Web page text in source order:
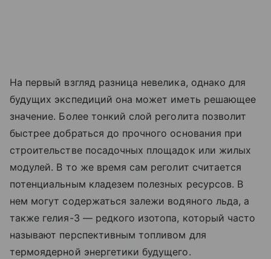
На первый взгляд разница невелика, однако для
будущих экспедиций она может иметь решающее
значение. Более тонкий слой реголита позволит
быстрее добраться до прочного основания при
строительстве посадочных площадок или жилых
модулей. В то же время сам реголит считается
потенциальным кладезем полезных ресурсов. В
нем могут содержаться залежи водяного льда, а
также гелия-3 — редкого изотопа, который часто
называют перспективным топливом для
термоядерной энергетики будущего.